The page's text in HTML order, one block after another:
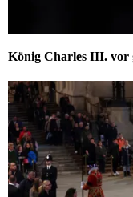
König Charles III. vor